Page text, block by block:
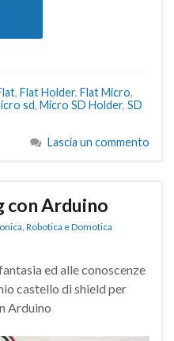
, Flat Holder, Flat Micro,
sd, Micro SD Holder, SD
Lascia un commento
con Arduino
Robotica e Domotica
ed alle conoscenze
castello di shield per
Arduino